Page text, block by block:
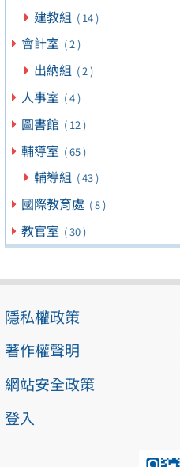
建教組 ( 14 )
會計室 ( 2 )
出納組 ( 2 )
人事室 ( 4 )
圖書館 ( 12 )
輔導室 ( 65 )
輔導組 ( 43 )
國際教育處 ( 8 )
教官室 ( 30 )
隱私權政策
著作權聲明
網站安全政策
登入